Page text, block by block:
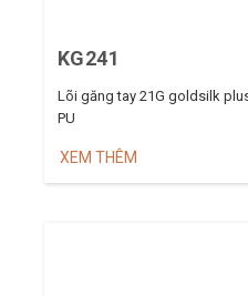
KG241
Lõi găng tay 21G goldsilk
PU
XEM THÊM